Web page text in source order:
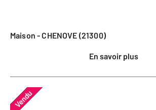
Maison - CHENOVE (21300)
En savoir plus
Vendu